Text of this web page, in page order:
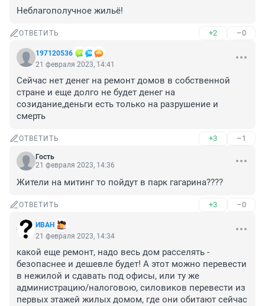
Неблагополучное жильё!
ОТВЕТИТЬ +2 –0
197120536
21 февраля 2023, 14:41
Сейчас нет денег на ремонт домов в собственной
стране и еще долго не будет денег на
созидание,деньги есть только на разрушение и
смерть
ОТВЕТИТЬ +3 –1
Гость
21 февраля 2023, 14:36
Жители на митинг то пойдут в парк гагарина????
ОТВЕТИТЬ +3 –0
ИВAH
21 февраля 2023, 14:34
какой еще ремонт, надо весь дом расселять -
безопаснее и дешевле будет! А этот можно перевести
в нежилой и сдавать под офисы, или ту же
администрацию/налоговою, силовиков перевести из
первых этажей жилых домом, где они обитают сейчас